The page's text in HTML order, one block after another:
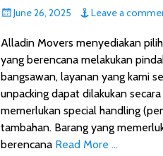
Posted
June 26, 2025 Leave a
Alladin Movers menyediakan
yang berencana melakukan
bangsawan, layanan yang kami
unpacking dapat dilakukan
memerlukan special handling
tambahan. Barang yang
berencana Read More …